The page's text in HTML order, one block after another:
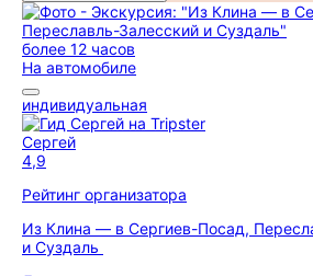
более 12 часов
На автомобиле
индивидуальная
Сергей
4,9
Рейтинг организатора
Из Клина — в Сергиев-Посад,
и Суздаль